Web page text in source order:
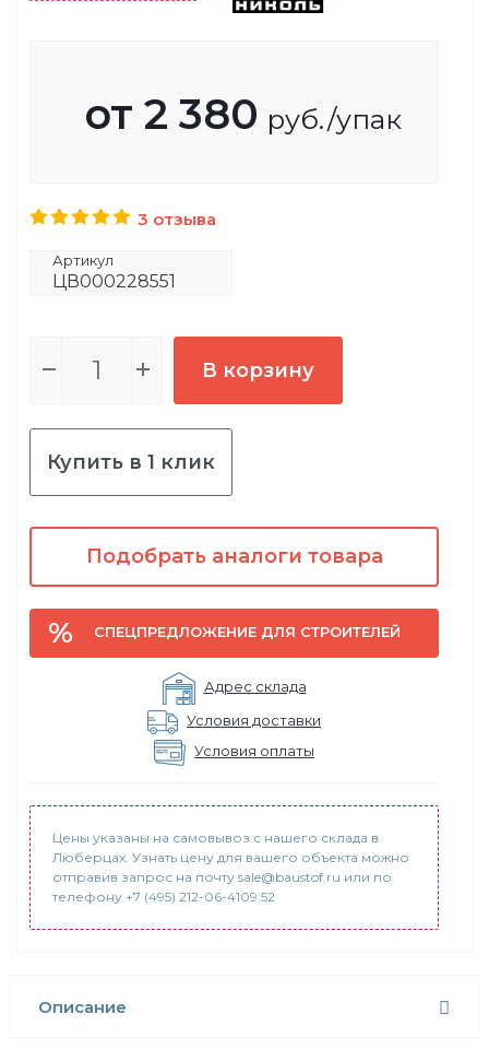
от 2 380 руб./упак
3 отзыва
Артикул
ЦВ000228551
В корзину
Купить в 1 клик
Подобрать аналоги товара
СПЕЦПРЕДЛОЖЕНИЕ ДЛЯ СТРОИТЕЛЕЙ
Адрес склада
Условия доставки
Условия оплаты
Цены указаны на самовывоз с нашего склада в
Люберцах. Узнать цену для вашего объекта можно
отправив запрос на почту sale@baustof.ru или по
телефону +7 (495) 212-06-4109:52
Описание